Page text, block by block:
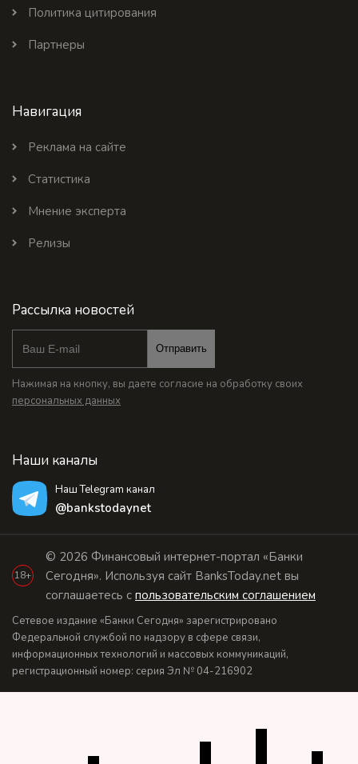
Политика цитирования
Партнеры
Навигация
Реклама на сайте
Статистика
Мнение эксперта
Релизы
Рассылка новостей
Отправить
Нажимая на кнопку, вы даете согласие на обработку своих
персональных данных
Наши каналы
Наш Telegram канал
@bankstodaynet
18+
© 2026 Финансовый интернет-портал «Банки
Сегодня». Используя сайт BanksToday.net вы
соглашаетесь с пользовательским соглашением
Сетевое издание «Банки Сегодня» зарегистрировано
Федеральной службой по надзору в сфере связи,
информационных технологий и массовых коммуникаций,
регистрационный номер: серия Эл № 04-216902